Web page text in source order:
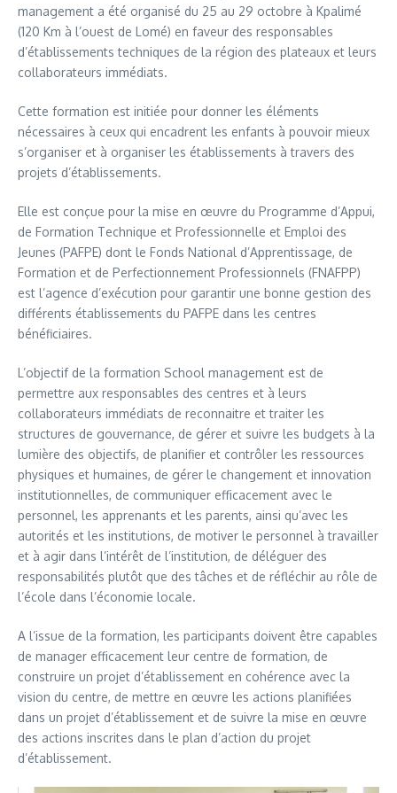
management a été organisé du 25 au 29 octobre à Kpalimé
(120 Km à l’ouest de Lomé) en faveur des responsables
d’établissements techniques de la région des plateaux et leurs
collaborateurs immédiats.
Cette formation est initiée pour donner les éléments
nécessaires à ceux qui encadrent les enfants à pouvoir mieux
s’organiser et à organiser les établissements à travers des
projets d’établissements.
Elle est conçue pour la mise en œuvre du Programme d’Appui,
de Formation Technique et Professionnelle et Emploi des
Jeunes (PAFPE) dont le Fonds National d’Apprentissage, de
Formation et de Perfectionnement Professionnels (FNAFPP)
est l’agence d’exécution pour garantir une bonne gestion des
différents établissements du PAFPE dans les centres
bénéficiaires.
L’objectif de la formation School management est de
permettre aux responsables des centres et à leurs
collaborateurs immédiats de reconnaitre et traiter les
structures de gouvernance, de gérer et suivre les budgets à la
lumière des objectifs, de planifier et contrôler les ressources
physiques et humaines, de gérer le changement et innovation
institutionnelles, de communiquer efficacement avec le
personnel, les apprenants et les parents, ainsi qu’avec les
autorités et les institutions, de motiver le personnel à travailler
et à agir dans l’intérêt de l’institution, de déléguer des
responsabilités plutôt que des tâches et de réfléchir au rôle de
l’école dans l’économie locale.
A l’issue de la formation, les participants doivent être capables
de manager efficacement leur centre de formation, de
construire un projet d’établissement en cohérence avec la
vision du centre, de mettre en œuvre les actions planifiées
dans un projet d’établissement et de suivre la mise en œuvre
des actions inscrites dans le plan d’action du projet
d’établissement.